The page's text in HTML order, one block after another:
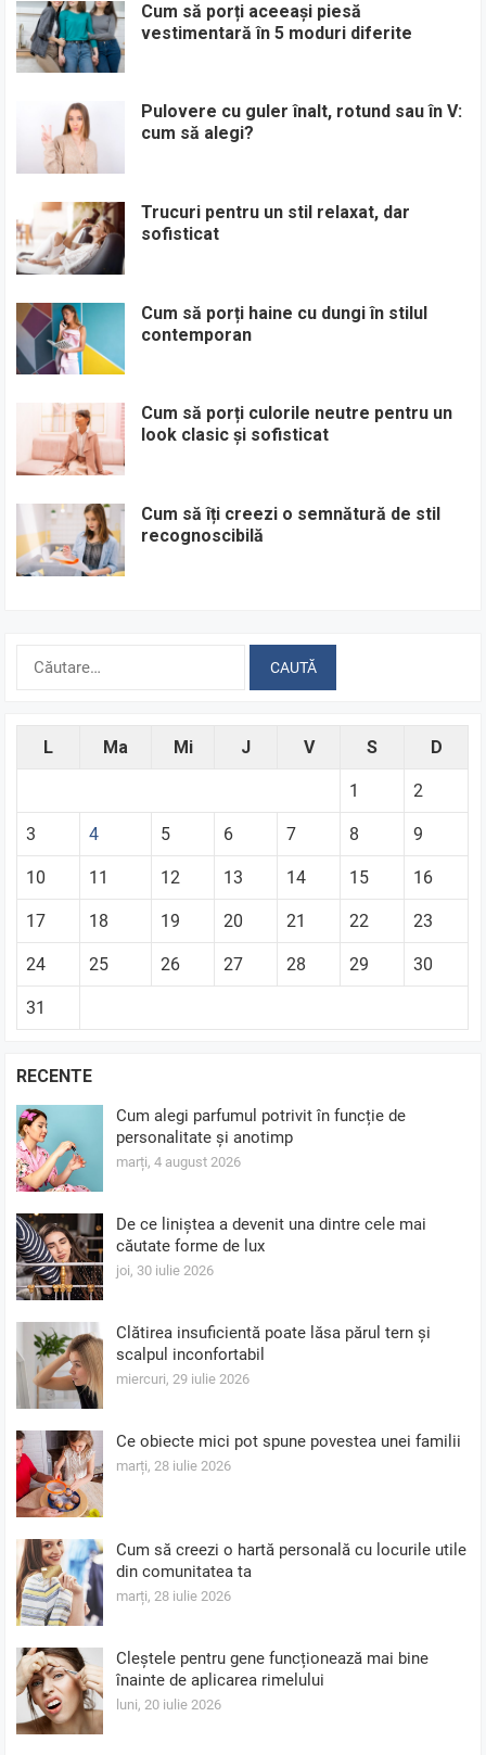
Cum să porți aceeași piesă
vestimentară în 5 moduri diferite
Pulovere cu guler înalt, rotund sau în V:
cum să alegi?
Trucuri pentru un stil relaxat, dar
sofisticat
Cum să porți haine cu dungi în stilul
contemporan
Cum să porți culorile neutre pentru un
look clasic și sofisticat
Cum să îți creezi o semnătură de stil
recognoscibilă
L Ma Mi J V S D
1 2
3 4 5 6 7 8 9
10 11 12 13 14 15 16
17 18 19 20 21 22 23
24 25 26 27 28 29 30
31
RECENTE
Cum alegi parfumul potrivit în funcție de
personalitate și anotimp
marți, 4 august 2026
De ce liniștea a devenit una dintre cele mai
căutate forme de lux
joi, 30 iulie 2026
Clătirea insuficientă poate lăsa părul tern și
scalpul inconfortabil
miercuri, 29 iulie 2026
Ce obiecte mici pot spune povestea unei familii
marți, 28 iulie 2026
Cum să creezi o hartă personală cu locurile utile
din comunitatea ta
marți, 28 iulie 2026
Cleștele pentru gene funcționează mai bine
înainte de aplicarea rimelului
luni, 20 iulie 2026